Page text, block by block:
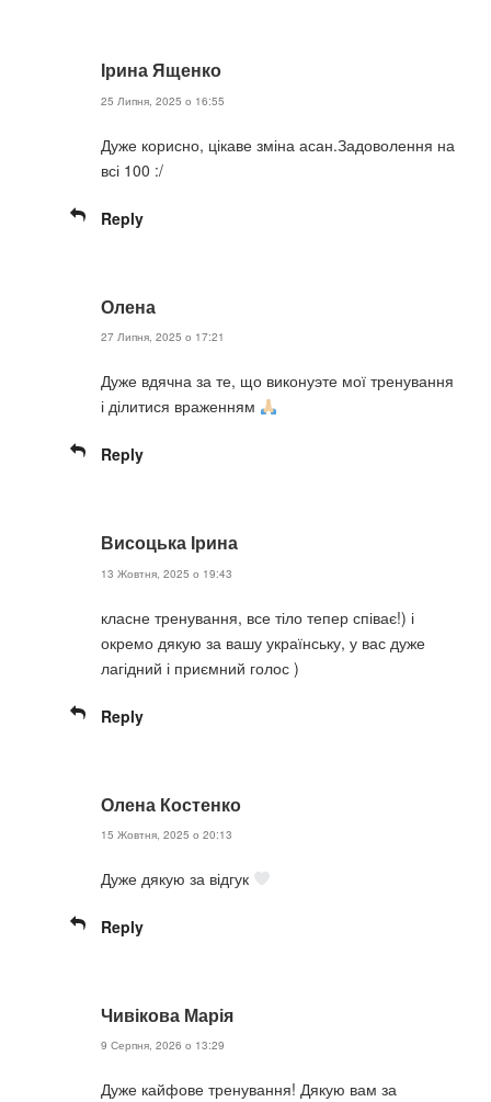
Ірина Ященко
25 Липня, 2025 о 16:55
Дуже корисно, цікаве зміна асан.Задоволення на
всі 100 :/
Reply
Олена
27 Липня, 2025 о 17:21
Дуже вдячна за те, що виконуэте мої тренування
і ділитися враженням
Reply
Висоцька Ірина
13 Жовтня, 2025 о 19:43
класне тренування, все тіло тепер співає!) і
окремо дякую за вашу українську, у вас дуже
лагідний і приємний голос )
Reply
Олена Костенко
15 Жовтня, 2025 о 20:13
Дуже дякую за відгук
Reply
Чивікова Марія
9 Серпня, 2026 о 13:29
Дуже кайфове тренування! Дякую вам за